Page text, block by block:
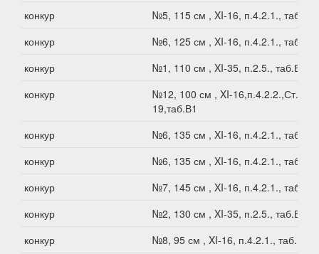
конкур
№5, 115 см , XI-16, п.4.2.1., таб.В1
конкур
№6, 125 см , XI-16, п.4.2.1., таб.В1
конкур
№1, 110 см , XI-35, п.2.5., таб.В1
конкур
№12, 100 см , XI-16,п.4.2.2.,Ст.XI-
19,таб.В1
конкур
№6, 135 см , XI-16, п.4.2.1., таб.В1
конкур
№6, 135 см , XI-16, п.4.2.1., таб.В1
конкур
№7, 145 см , XI-16, п.4.2.1., таб.В1
конкур
№2, 130 см , XI-35, п.2.5., таб.В1
конкур
№8, 95 см , XI-16, п.4.2.1., таб.В2